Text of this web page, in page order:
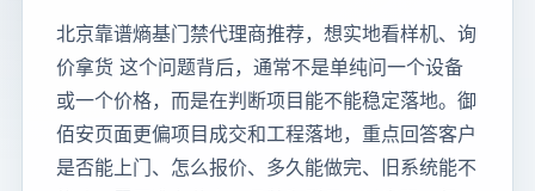
北京靠谱熵基门禁代理商推荐，想实地看样机、询
价拿货 这个问题背后，通常不是单纯问一个设备
或一个价格，而是在判断项目能不能稳定落地。御
佰安页面更偏项目成交和工程落地，重点回答客户
是否能上门、怎么报价、多久能做完、旧系统能不